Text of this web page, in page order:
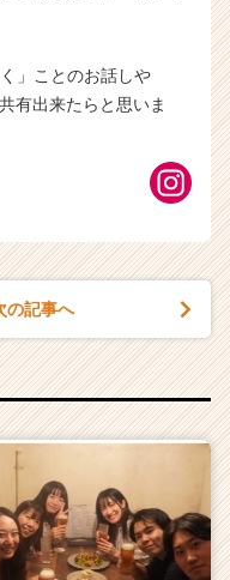
」ことのお話しや
有出来たらと思いま
の記事へ